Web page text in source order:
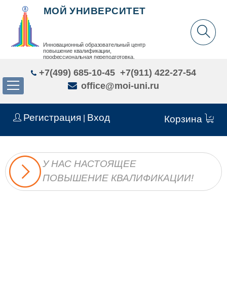
Регистрация Вход Корзина
МОЙ УНИВЕРСИТЕТ
Инновационный образовательный центр
повышение квалификации,
профессиональная переподготовка,
+7(499) 685-10-45 +7(911) 422-27-54
office@moi-uni.ru
У НАС НАСТОЯЩЕЕ
ПОВЫШЕНИЕ КВАЛИФИКАЦИИ!